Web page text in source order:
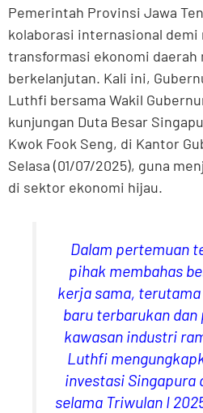
Pemerintah Provinsi Jawa
kolaborasi internasional demi
transformasi ekonomi daerah
berkelanjutan. Kali ini,
Luthfi bersama Wakil
kunjungan Duta Besar
Kwok Fook Seng, di Kantor
Selasa (01/07/2025), guna
di sektor ekonomi hijau.
Dalam pertemuan
pihak membahas
kerja sama,
baru terbarukan dan
kawasan industri
Luthfi
investasi Singapura
selama Triwulan I